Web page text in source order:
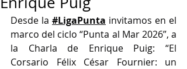
Desde la #LigaPunta invitamos en el
marco del ciclo “Punta al Mar 2026”, a
la Charla de Enrique Puig: “El
Corsario Félix César Fournier: un